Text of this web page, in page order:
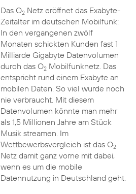
Das O2Netz eröffnet das Exabyte-
Zeitalter im deutschen Mobilfunk:
In den vergangenen zwölf
Monaten schickten Kunden fast 1
Milliarde Gigabyte Datenvolumen
durch das O2Mobilfunknetz. Das
entspricht rund einem Exabyte an
mobilen Daten. So viel wurde noch
nie verbraucht. Mit diesem
Datenvolumen könnte man mehr
als 1,5 Millionen Jahre am Stück
Musik streamen. Im
Wettbewerbsvergleich ist das O2
Netz damit ganz vorne mit dabei,
wenn es um die mobile
Datennutzung in Deutschland geht.